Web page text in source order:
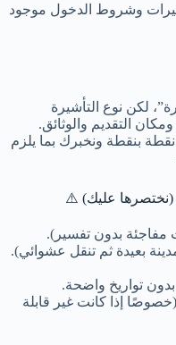
وشروط الدخول موجود
لكن نوع التأشيرة
التقديم والوثائق.
بنقطة ونخبرك بما يلزم
(نختصرها عليك) ⚠️
بدون تفسير).
بعيدة ثم تنقل عشوائي).
تواريخ واضحة.
إذا كانت غير قابلة